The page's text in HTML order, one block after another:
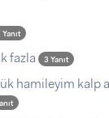
Yanıt
fazla 3 Yanıt
hamileyim kalp